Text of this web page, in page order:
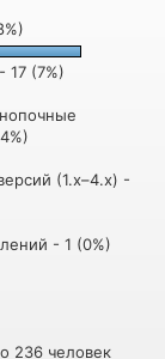
17 (7%)
(1.x–4.x) -
- 1 (0%)
236 человек